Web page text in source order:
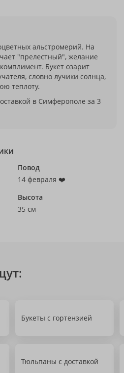
альстромерий. На
"прелестный", желание
Букет озарит
словно лучики солнца,
теплоту.
в Симферополе за 3
Повод
14 февраля ❤️
Высота
35 см
Букеты с гортензией
Тюльпаны с доставкой